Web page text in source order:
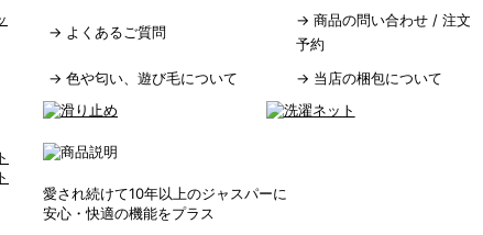
→ よくあるご質問
→ 商品の問い合わせ / 注文
予約
→ 色や匂い、遊び毛について → 当店の梱包について
愛され続けて10年以上のジャスパーに
安心・快適の機能をプラス